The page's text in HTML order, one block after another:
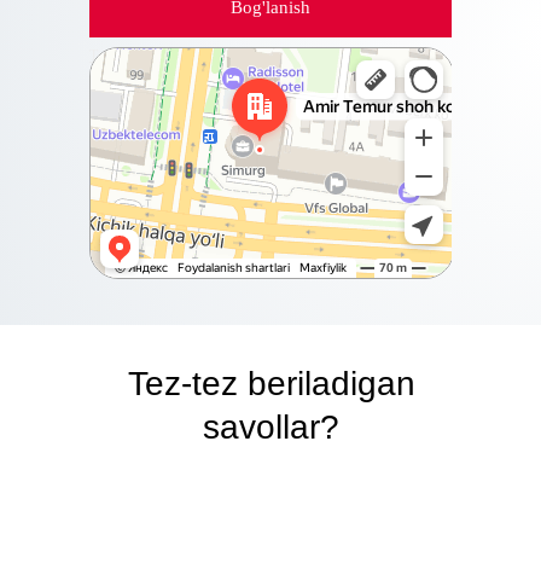
Bog'lanish
Ташкент
Проспект Амира Темура, 88А на карте Ташкента,
ближайшее метро Бадамзар — Яндекс Карты
Tez-tez beriladigan
savollar?